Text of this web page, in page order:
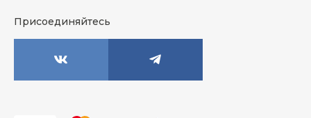
Присоединяйтесь